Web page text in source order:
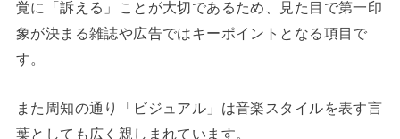
覚に「訴える」ことが大切であるため、見た目で第一印
象が決まる雑誌や広告ではキーポイントとなる項目で
す。
また周知の通り「ビジュアル」は音楽スタイルを表す言
葉としても広く親しまれています。